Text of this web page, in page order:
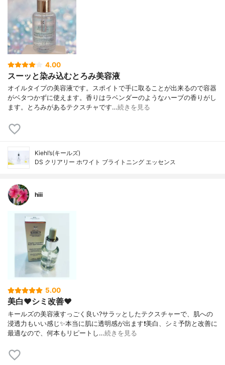
4.00
スーッと染み込むとろみ美容液
オイルタイプの美容液です。スポイトで手に取ることが出来るので容器
がベタつかずに使えます。香りはラベンダーのようなハーブの香りがし
ます。とろみがあるテクスチャです…続きを見る
Kiehl’s(キールズ)
DS クリアリー ホワイト ブライトニング エッセンス
hiii
5.00
美白❤️シミ改善❤️
キールズの美容液すっごく良い?サラッとしたテクスチャーで、肌への
浸透力もいい感じ✨本当に肌に透明感が出ます❗️美白、シミ予防と改善に
最適なので、何本もリピートし…続きを見る